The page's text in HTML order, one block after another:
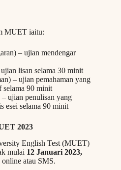
MUET iaitu:
– ujian mendengar
lisan selama 30 minit
– ujian pemahaman yang
selama 90 minit
ujian penulisan yang
esei selama 90 minit
2023
English Test (MUET)
mulai 12 Januari 2023,
online atau SMS.